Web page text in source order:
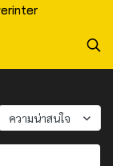
ความน่าสนใจ